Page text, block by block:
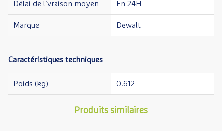
Délai de livraison moyen En 24H
Marque Dewalt
Caractéristiques techniques
Poids (kg) 0.612
Produits similaires